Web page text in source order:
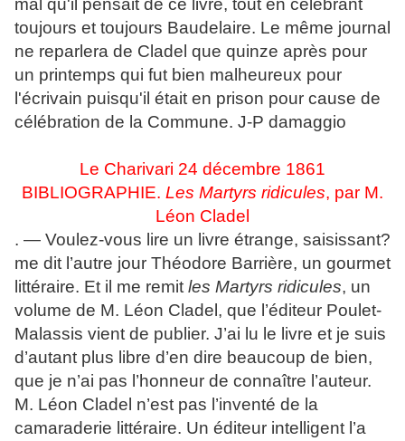
mal qu'il pensait de ce livre, tout en célébrant
toujours et toujours Baudelaire. Le même journal
ne reparlera de Cladel que quinze après pour
un printemps qui fut bien malheureux pour
l'écrivain puisqu'il était en prison pour cause de
célébration de la Commune. J-P damaggio
Le Charivari 24 décembre 1861
BIBLIOGRAPHIE. Les Martyrs ridicules, par M.
Léon Cladel
. — Voulez-vous lire un livre étrange, saisissant?
me dit l’autre jour Théodore Barrière, un gourmet
littéraire. Et il me remit les Martyrs ridicules, un
volume de M. Léon Cladel, que l’éditeur Poulet-
Malassis vient de publier. J’ai lu le livre et je suis
d’autant plus libre d’en dire beaucoup de bien,
que je n’ai pas l’honneur de connaître l’auteur.
M. Léon Cladel n’est pas l’inventé de la
camaraderie littéraire. Un éditeur intelligent l’a